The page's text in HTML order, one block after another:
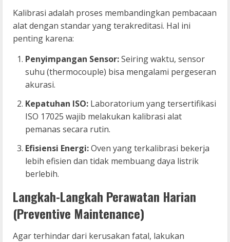
Kalibrasi adalah proses membandingkan pembacaan
alat dengan standar yang terakreditasi. Hal ini
penting karena:
Penyimpangan Sensor:Seiring waktu, sensor
suhu (thermocouple) bisa mengalami pergeseran
akurasi.
Kepatuhan ISO: Laboratorium yang tersertifikasi
ISO 17025 wajib melakukan kalibrasi alat
pemanas secara rutin.
Efisiensi Energi:Oven yang terkalibrasi bekerja
lebih efisien dan tidak membuang daya listrik
berlebih.
Langkah-Langkah Perawatan Harian
(Preventive Maintenance)
Agar terhindar dari kerusakan fatal, lakukan